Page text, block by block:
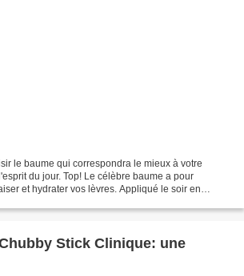
le baume qui correspondra le mieux à votre
du jour. Top! Le célèbre baume a pour
et hydrater vos lèvres. Appliqué le soir en
Stick Clinique: une